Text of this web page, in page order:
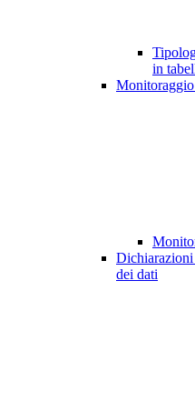
in
dei dati